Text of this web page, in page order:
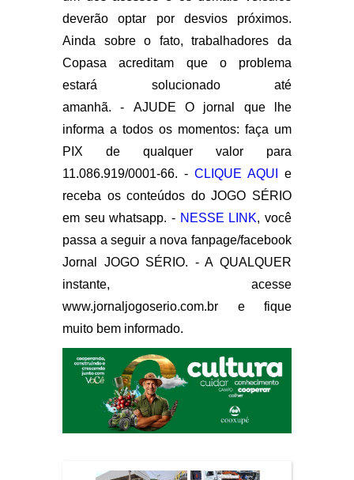
deverão optar por desvios próximos.
Ainda sobre o fato, trabalhadores da
Copasa acreditam que o problema
estará solucionado até
amanhã. - AJUDE O jornal que lhe
informa a todos os momentos: faça um
PIX de qualquer valor para
11.086.919/0001-66. - CLIQUE AQUI
e
receba os conteúdos do JOGO SÉRIO
em seu whatsapp. - NESSE LINK, você
passa a seguir a nova fanpage/facebook
Jornal JOGO SÉRIO. - A QUALQUER
instante, acesse
www.jornaljogoserio.com.br e fique
muito bem informado.